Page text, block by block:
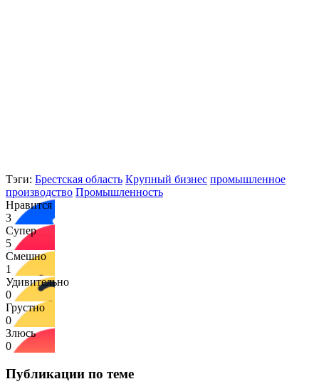
Тэги: Брестская область Крупный бизнес промышленное
производство Промышленность
Нравится
3
Супер
5
Смешно
1
Удивительно
0
Грустно
0
Злюсь
0
Публикации по теме